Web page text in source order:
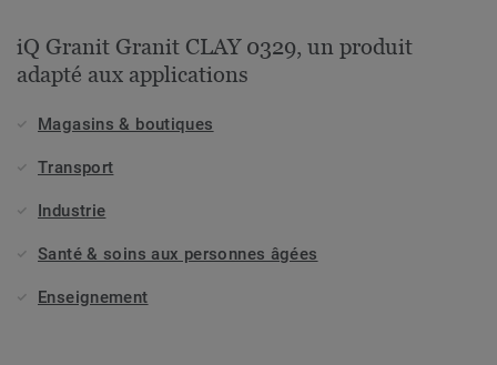
iQ Granit Granit CLAY 0329, un produit
adapté aux applications
Magasins & boutiques
Transport
Industrie
Santé & soins aux personnes âgées
Enseignement